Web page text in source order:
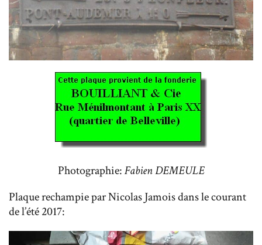
Photographie:Fabien DEMEULE
Plaque rechampie par Nicolas Jamois dans le courant
de l’été 2017: